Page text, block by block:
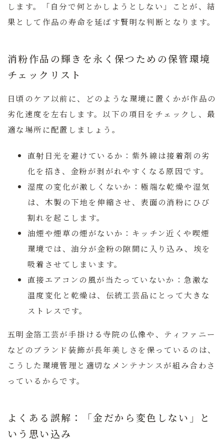
します。
「自分で何とかしようとしない」ことが、結
果として作品の寿命を延ばす賢明な判断となります。
消粉作品の輝きを永く保つための保管環境
チェックリスト
日頃のケア以前に、どのような環境に置くかが作品の
劣化速度を左右します。以下の項目をチェックし、最
適な場所に配置しましょう。
直射日光を避けているか： 紫外線は接着剤の劣
化を招き、金粉が剥がれやすくなる原因です。
湿度の変化が激しくないか： 極端な乾燥や湿気
は、木製の下地を伸縮させ、表面の消粉にひび
割れを起こします。
油煙や煙草の煙がないか： キッチン近くや喫煙
環境では、油分が金粉の隙間に入り込み、埃を
吸着させてしまいます。
直接エアコンの風が当たっていないか： 急激な
温度変化と乾燥は、伝統工芸品にとって大きな
ストレスです。
五明金箔工芸が手掛ける寺院の仏像や、ティファニー
などのブランド装飾が長年美しさを保っているのは、
こうした環境管理と適切なメンテナンスが組み合わさ
っているからです。
よくある誤解：「金だから変色しない」と
いう思い込み